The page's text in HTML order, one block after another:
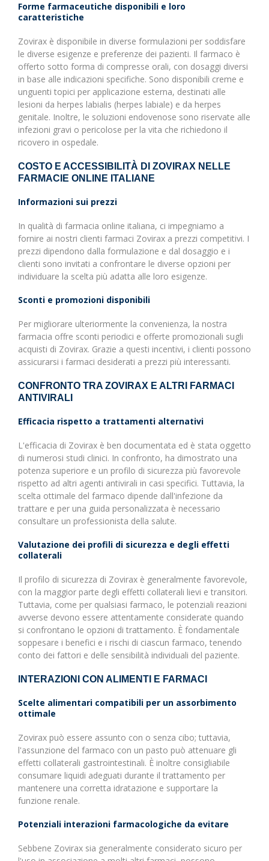
Forme farmaceutiche disponibili e loro
caratteristiche
Zovirax è disponibile in diverse formulazioni per soddisfare
le diverse esigenze e preferenze dei pazienti. Il farmaco è
offerto sotto forma di compresse orali, con dosaggi diversi
in base alle indicazioni specifiche. Sono disponibili creme e
unguenti topici per applicazione esterna, destinati alle
lesioni da herpes labialis (herpes labiale) e da herpes
genitale. Inoltre, le soluzioni endovenose sono riservate alle
infezioni gravi o pericolose per la vita che richiedono il
ricovero in ospedale.
COSTO E ACCESSIBILITÀ DI ZOVIRAX NELLE
FARMACIE ONLINE ITALIANE
Informazioni sui prezzi
In qualità di farmacia online italiana, ci impegniamo a
fornire ai nostri clienti farmaci Zovirax a prezzi competitivi. I
prezzi dipendono dalla formulazione e dal dosaggio e i
clienti sono invitati a confrontare le diverse opzioni per
individuare la scelta più adatta alle loro esigenze.
Sconti e promozioni disponibili
Per migliorare ulteriormente la convenienza, la nostra
farmacia offre sconti periodici e offerte promozionali sugli
acquisti di Zovirax. Grazie a questi incentivi, i clienti possono
assicurarsi i farmaci desiderati a prezzi più interessanti.
CONFRONTO TRA ZOVIRAX E ALTRI FARMACI
ANTIVIRALI
Efficacia rispetto a trattamenti alternativi
L'efficacia di Zovirax è ben documentata ed è stata oggetto
di numerosi studi clinici. In confronto, ha dimostrato una
potenza superiore e un profilo di sicurezza più favorevole
rispetto ad altri agenti antivirali in casi specifici. Tuttavia, la
scelta ottimale del farmaco dipende dall'infezione da
trattare e per una guida personalizzata è necessario
consultare un professionista della salute.
Valutazione dei profili di sicurezza e degli effetti
collaterali
Il profilo di sicurezza di Zovirax è generalmente favorevole,
con la maggior parte degli effetti collaterali lievi e transitori.
Tuttavia, come per qualsiasi farmaco, le potenziali reazioni
avverse devono essere attentamente considerate quando
si confrontano le opzioni di trattamento. È fondamentale
soppesare i benefici e i rischi di ciascun farmaco, tenendo
conto dei fattori e delle sensibilità individuali del paziente.
INTERAZIONI CON ALIMENTI E FARMACI
Scelte alimentari compatibili per un assorbimento
ottimale
Zovirax può essere assunto con o senza cibo; tuttavia,
l'assunzione del farmaco con un pasto può attenuare gli
effetti collaterali gastrointestinali. È inoltre consigliabile
consumare liquidi adeguati durante il trattamento per
mantenere una corretta idratazione e supportare la
funzione renale.
Potenziali interazioni farmacologiche da evitare
Sebbene Zovirax sia generalmente considerato sicuro per